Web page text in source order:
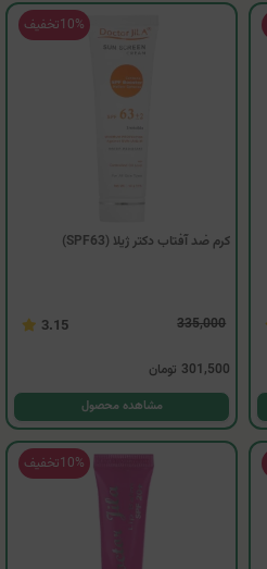
10%تخفیف
کرم ضد آفتاب دکتر ژیلا (SPF63)
335,000
3.15
301,500 تومان
مشاهده محصول
10%تخفیف